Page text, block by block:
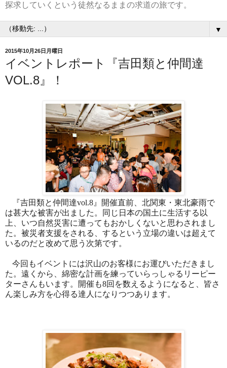
探求していくという徒然なるままの求道の旅です。
▼
2015年10月26日月曜日
イベントレポート『吉田類と仲間達
VOL.8』！
『吉田類と仲間達vol.8 』開催直前、北関東・東北豪雨で
は甚大な被害が出ました。同じ日本の国土に生活する以
上、いつ自然災害に遭ってもおかしくないと思わされまし
た。被災者支援をされる、するという立場の違いは超えて
いるのだと改めて思う次第です。
今回もイベントには沢山のお客様にお運びいただきまし
た。遠くから、綿密な計画を練っていらっしゃるリーピー
ターさんもいます。開催も8回を数えるようになると、皆さ
ん楽しみ方を心得る達人になりつつあります。